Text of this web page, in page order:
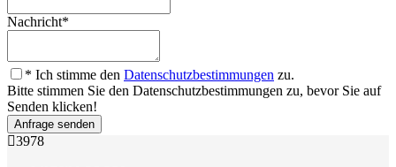
Nachricht*
* Ich stimme den Datenschutzbestimmungen zu.
Bitte stimmen Sie den Datenschutzbestimmungen zu, bevor Sie auf
Senden klicken!
3978